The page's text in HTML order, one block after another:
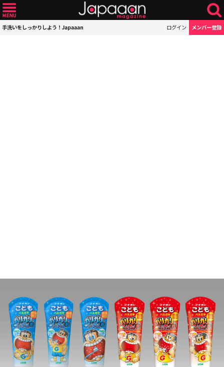
手洗いをしっかりしよう！Japaaan ログイン メンバー登録